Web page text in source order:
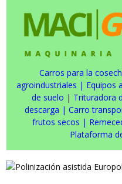
Carros para la
agroindustriales | Equipos
de suelo | Trituradora
descarga | Carro
frutos secos |
Plataforma